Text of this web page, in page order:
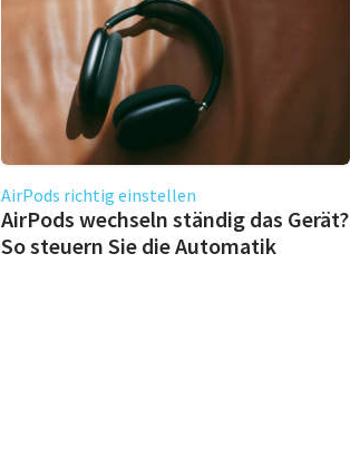
AirPods richtig einstellen
AirPods wechseln ständig das Gerät?
So steuern Sie die Automatik